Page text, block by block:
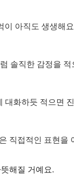
이 아직도 생생해
솔직한 감정을
대화하듯 적으면
직접적인 표현을
해질 거예요.